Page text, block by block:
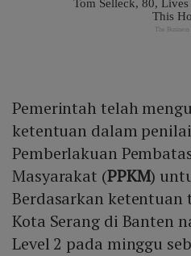
Pemerintah telah
ketentuan dalam
Pemberlakuan
Masyarakat (PPKM)
Berdasarkan ketentuan
Kota Serang di Banten
Level 2 pada minggu